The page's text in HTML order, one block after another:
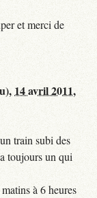
et merci de
14 avril 2011,
train subi des
toujours un qui
à 6 heures